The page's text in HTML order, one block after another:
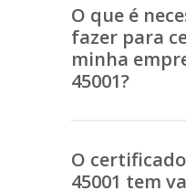
(ter número fiscal)
legais do seu
O que é
fazer para
minha
45001?
todos os requisitos
organização. Ao
O certificado
45001 tem